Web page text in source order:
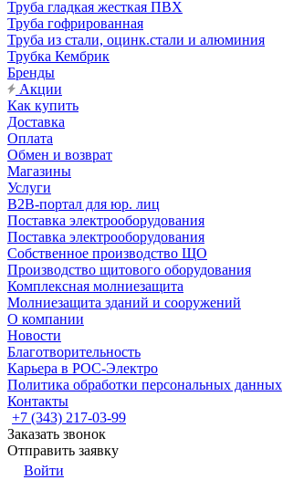
Труба гладкая жесткая ПВХ
Труба гофрированная
Труба из стали, оцинк.стали и алюминия
Трубка Кембрик
Бренды
Акции
Как купить
Доставка
Оплата
Обмен и возврат
Магазины
Услуги
B2B-портал для юр. лиц
Поставка электрооборудования
Поставка электрооборудования
Собственное производство ЩО
Производство щитового оборудования
Комплексная молниезащита
Молниезащита зданий и сооружений
О компании
Новости
Благотворительность
Карьера в РОС-Электро
Политика обработки персональных данных
Контакты
+7 (343) 217-03-99
Заказать звонок
Отправить заявку
Войти